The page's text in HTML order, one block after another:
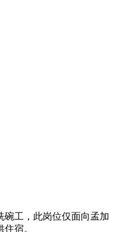
碗工，此岗位仅面向孟加
宿。